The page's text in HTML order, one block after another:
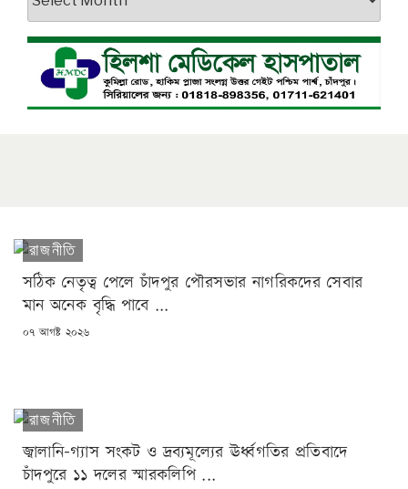
রাজনীতি
সঠিক নেতৃত্ব পেলে চাঁদপুর পৌরসভার নাগরিকদের সেবার
মান অনেক বৃদ্ধি পাবে ...
POSTED
০৭ আগষ্ট ২০২৬
রাজনীতি
জ্বালানি-গ্যাস সংকট ও দ্রব্যমূল্যের ঊর্ধ্বগতির প্রতিবাদে
চাঁদপুরে ১১ দলের স্মারকলিপি ...